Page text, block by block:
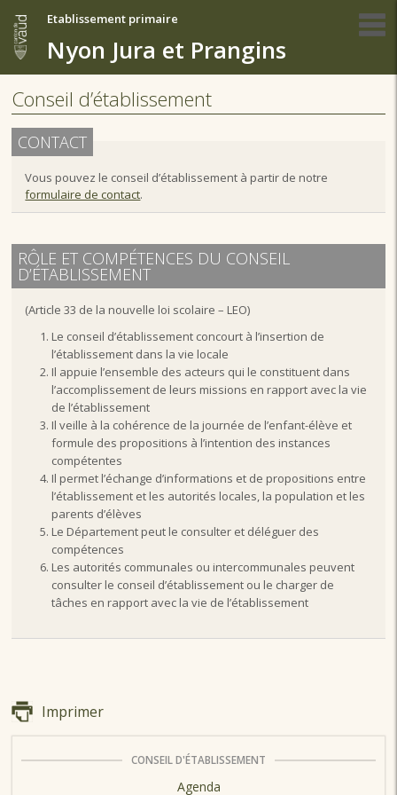
Etablissement primaire
Nyon Jura et Prangins
Conseil d’établissement
CONTACT
Vous pouvez le conseil d’établissement à partir de notre
formulaire de contact.
RÔLE ET COMPÉTENCES DU CONSEIL
D’ÉTABLISSEMENT
(Article 33 de la nouvelle loi scolaire – LEO)
Le conseil d’établissement concourt à l’insertion de
l’établissement dans la vie locale
Il appuie l’ensemble des acteurs qui le constituent dans
l’accomplissement de leurs missions en rapport avec la vie
de l’établissement
Il veille à la cohérence de la journée de l’enfant-élève et
formule des propositions à l’intention des instances
compétentes
Il permet l’échange d’informations et de propositions entre
l’établissement et les autorités locales, la population et les
parents d’élèves
Le Département peut le consulter et déléguer des
compétences
Les autorités communales ou intercommunales peuvent
consulter le conseil d’établissement ou le charger de
tâches en rapport avec la vie de l’établissement
Imprimer
CONSEIL D'ÉTABLISSEMENT
Agenda